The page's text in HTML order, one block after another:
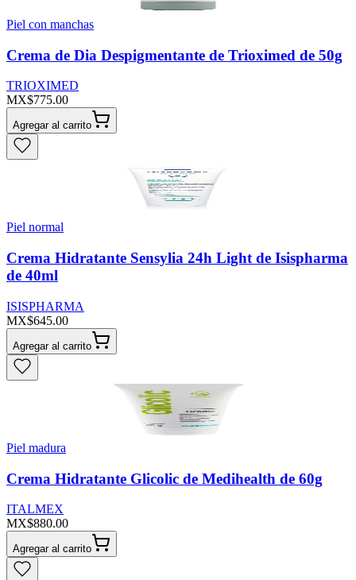
Piel con manchas
Crema de Dia Despigmentante de Trioximed de 50g
TRIOXIMED
MX$775.00
Agregar al carrito
Piel normal
Crema Hidratante Sensylia 24h Light de Isispharma
de 40ml
ISISPHARMA
MX$645.00
Agregar al carrito
Piel madura
Crema Hidratante Glicolic de Medihealth de 60g
ITALMEX
MX$880.00
Agregar al carrito